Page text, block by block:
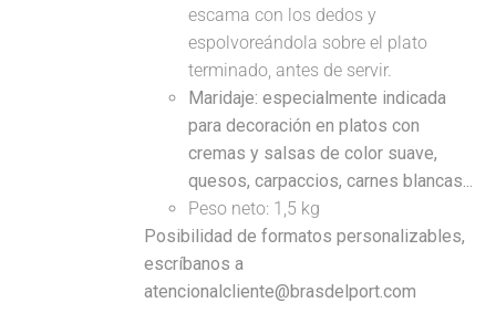
escama con los dedos y
espolvoreándola sobre el plato
terminado, antes de servir.
Maridaje: especialmente indicada
para decoración en platos con
cremas y salsas de color suave,
quesos, carpaccios, carnes blancas...
Peso neto: 1,5 kg
Posibilidad de formatos personalizables,
escríbanos a
atencionalcliente@brasdelport.com